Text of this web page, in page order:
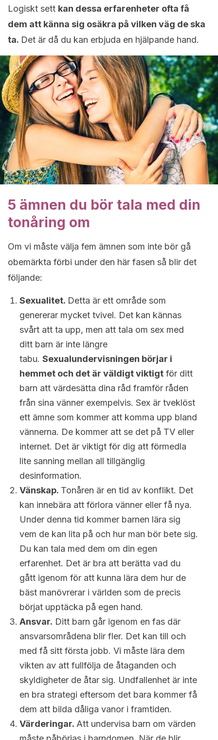
Logiskt sett kan dessa erfarenheter ofta få
dem att känna sig osäkra på vilken väg de ska
ta. Det är då du kan erbjuda en hjälpande hand.
5 ämnen du bör tala med din
tonåring om
Om vi måste välja fem ämnen som inte bör gå
obemärkta förbi under den här fasen så blir det
följande:
Sexualitet. Detta är ett område som
genererar mycket tvivel. Det kan kännas
svårt att ta upp, men att tala om sex med
ditt barn är inte längre
tabu. Sexualundervisningen börjar i
hemmet och det är väldigt viktigt för ditt
barn att värdesätta dina råd framför råden
från sina vänner exempelvis. Sex är tveklöst
ett ämne som kommer att komma upp bland
vännerna. De kommer att se det på TV eller
internet. Det är viktigt för dig att förmedla
lite sanning mellan all tillgänglig
desinformation.
Vänskap. Tonåren är en tid av konflikt. Det
kan innebära att förlora vänner eller få nya.
Under denna tid kommer barnen lära sig
vem de kan lita på och hur man bör bete sig.
Du kan tala med dem om din egen
erfarenhet. Det är bra att berätta vad du
gått igenom för att kunna lära dem hur de
bäst manövrerar i världen som de precis
börjat upptäcka på egen hand.
Ansvar. Ditt barn går igenom en fas där
ansvarsområdena blir fler. Det kan till och
med få sitt första jobb. Vi måste lära dem
vikten av att fullfölja de åtaganden och
skyldigheter de åtar sig. Undfallenhet är inte
en bra strategi eftersom det bara kommer få
dem att bilda dåliga vanor i framtiden.
Värderingar. Att undervisa barn om värden